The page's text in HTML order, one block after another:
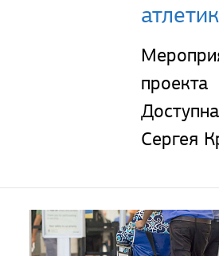
Сергея